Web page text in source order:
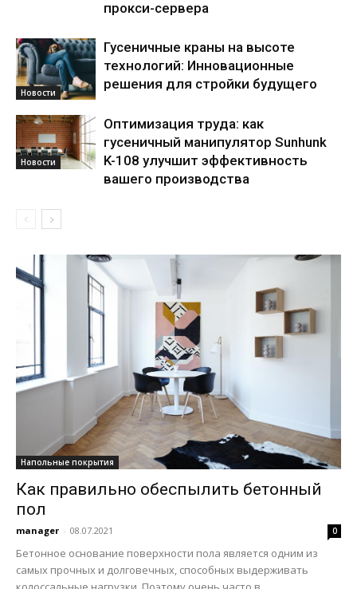
прокси-сервера
Новости
Гусеничные краны на высоте
технологий: Инновационные
решения для стройки будущего
Новости
Оптимизация труда: как
гусеничный манипулятор Sunhunk
K-108 улучшит эффективность
вашего производства
Напольные покрытия
Как правильно обеспылить бетонный
пол
manager - 08.07.2021 0
Бетонное основание поверхности пола является одним из
самых прочных и долговечных, способных выдерживать